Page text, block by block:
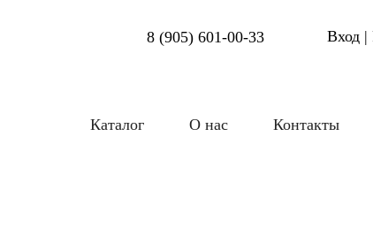
8 (905) 601-00-33 Вход |
Каталог О нас Контакты